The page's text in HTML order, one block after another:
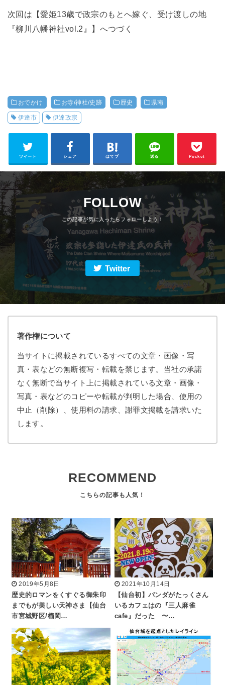
次回は【愛姫13歳で政宗のもとへ嫁ぐ、受け渡しの地
『柳川八幡神社vol.2』】へつづく
おでかけ お寺/神社/史跡 歴史 県南
伊達市 伊達政宗
ツイート シェア はてブ 送る Pocket
FOLLOW
Twitter
著作権について
当サイトに掲載されているすべての文章・画像・写
真・表などの無断複写・転載を禁じます。当社の承諾
なく無断で当サイト上に掲載されている文章・画像・
写真・表などのコピーや転載が判明した場合、使用の
中止（削除）、使用料の請求、謝罪文掲載を請求いた
します。
RECOMMEND
2019年5月8日
歴史的ロマンをくすぐる御朱印
までもが美しい天神さま【仙台
市宮城野区/榴岡…
2021年10月14日
【仙台初】パンダがたっくさん
いるカフェはの『三人麻雀
cafe』だった 〜…